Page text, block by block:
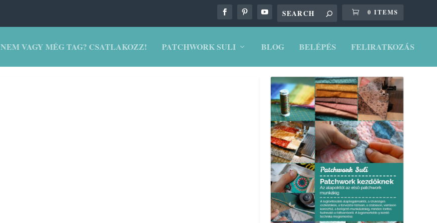
0 ITEMS
NEM VAGY MÉG TAG? CSATLAKOZZ! PATCHWORK SULI BLOG BELÉPÉS FELIRATKOZÁS